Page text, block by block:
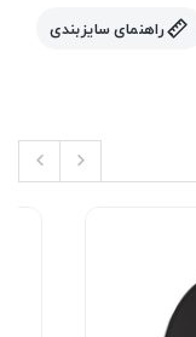
راهنمای سایزبندی